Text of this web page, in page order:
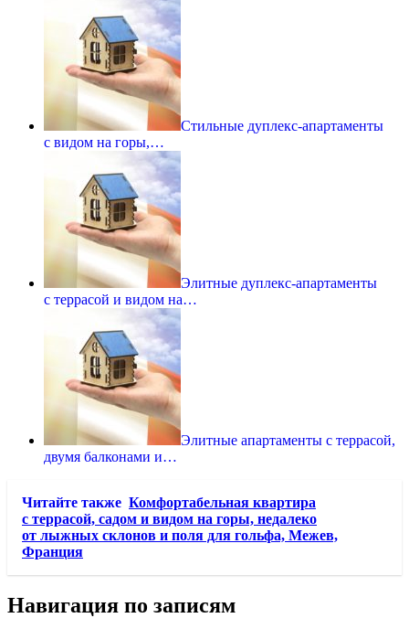
Стильные дуплекс-апартаменты
с видом на горы,…
Элитные дуплекс-апартаменты
с террасой и видом на…
Элитные апартаменты с террасой,
двумя балконами и…
Читайте также Комфортабельная квартира
с террасой, садом и видом на горы, недалеко
от лыжных склонов и поля для гольфа, Межев,
Франция
Навигация по записям